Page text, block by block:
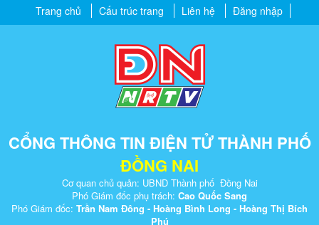
Trang chủ Cấu trúc trang Liên hệ Đăng nhập
CỔNG THÔNG TIN ĐIỆN TỬ THÀNH PHỐ
ĐỒNG NAI
Cơ quan chủ quản: UBND Thành phố Đồng Nai
Phó Giám đốc phụ trách: Cao Quốc Sang
Phó Giám đốc: Trần Nam Đông - Hoàng Bình Long - Hoàng Thị Bích
Phú